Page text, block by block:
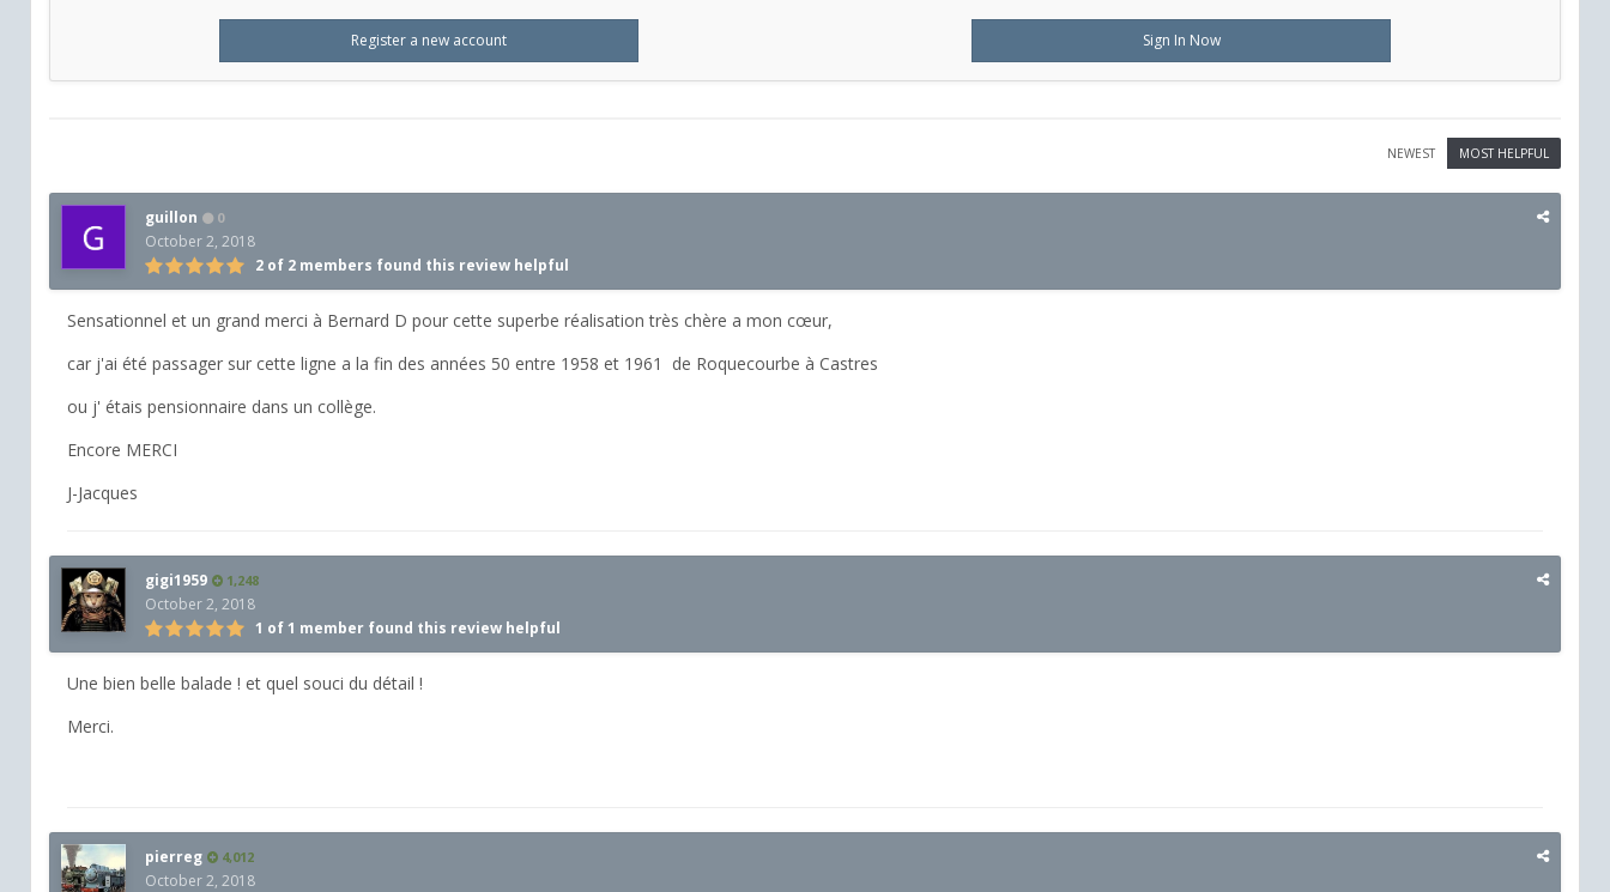
Register a new account Sign In Now
MOST HELPFUL
NEWEST
guillon 0
October 2, 2018
2 of 2 members found this review helpful
Sensationnel et un grand merci à Bernard D pour cette superbe réalisation très chère a mon cœur,
car j'ai été passager sur cette ligne a la fin des années 50 entre 1958 et 1961 de Roquecourbe à Castres
ou j' étais pensionnaire dans un collège.
Encore MERCI
J-Jacques
gigi1959 1,248
October 2, 2018
1 of 1 member found this review helpful
Une bien belle balade ! et quel souci du détail !
Merci.
pierreg 4,012
October 2, 2018